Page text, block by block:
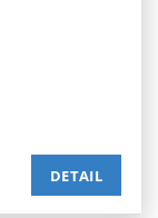
DETAIL